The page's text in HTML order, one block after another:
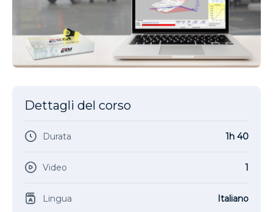
Dettagli del corso
Durata 1h 40
Video 1
Lingua Italiano